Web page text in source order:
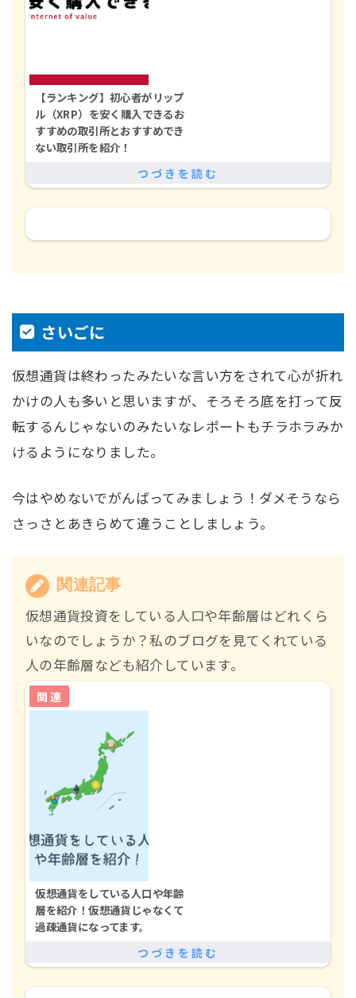
【ランキング】初心者がリップ
ル（XRP）を安く購入できるお
すすめの取引所とおすすめでき
ない取引所を紹介！
さいごに
仮想通貨は終わったみたいな言い方をされて心が折れ
かけの人も多いと思いますが、そろそろ底を打って反
転するんじゃないのみたいなレポートもチラホラみか
けるようになりました。
今はやめないでがんばってみましょう！ダメそうなら
さっさとあきらめて違うことしましょう。
関連記事
仮想通貨投資をしている人口や年齢層はどれくら
いなのでしょうか？私のブログを見てくれている
人の年齢層なども紹介しています。
仮想通貨をしている人口や年齢
層を紹介！仮想通貨じゃなくて
過疎通貨になってます。